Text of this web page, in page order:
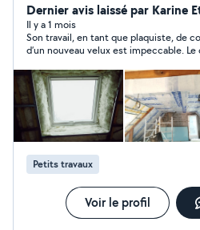
projets. Je serais content de
attentes ! »
Dernier avis laissé par Karine
Il y a 1 mois
Son travail, en tant que plaquiste, de coffrage - isolation autour
d’un nouveau velux est impeccable.
suis ravie.
Petits travaux
Voir le profil